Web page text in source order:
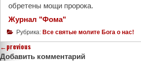
обретены мощи пророка.
Журнал "Фома"
Рубрика: Все святые молите Бога о нас!
←previous
Добавить комментарий